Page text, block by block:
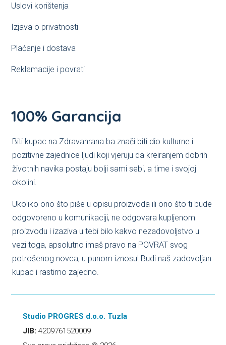
Uslovi korištenja
Izjava o privatnosti
Plaćanje i dostava
Reklamacije i povrati
100% Garancija
Biti kupac na Zdravahrana.ba znači biti dio kulturne i
pozitivne zajednice ljudi koji vjeruju da kreiranjem dobrih
životnih navika postaju bolji sami sebi, a time i svojoj
okolini.
Ukoliko ono što piše u opisu proizvoda ili ono što ti bude
odgovoreno u komunikaciji, ne odgovara kupljenom
proizvodu i izaziva u tebi bilo kakvo nezadovoljstvo u
vezi toga, apsolutno imaš pravo na POVRAT svog
potrošenog novca, u punom iznosu! Budi naš zadovoljan
kupac i rastimo zajedno.
Studio PROGRES d.o.o. Tuzla
JIB: 4209761520009